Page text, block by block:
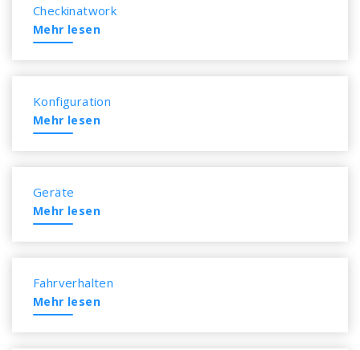
Checkinatwork
Mehr lesen
Konfiguration
Mehr lesen
Geräte
Mehr lesen
Fahrverhalten
Mehr lesen